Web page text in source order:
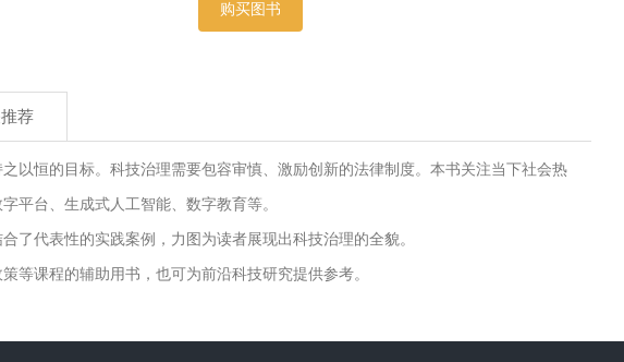
购买图书
荐
以恒的目标。科技治理需要包容审慎、激励创新的法律制度。本书关注当下社会热
平台、生成式人工智能、数字教育等。
了代表性的实践案例，力图为读者展现出科技治理的全貌。
等课程的辅助用书，也可为前沿科技研究提供参考。